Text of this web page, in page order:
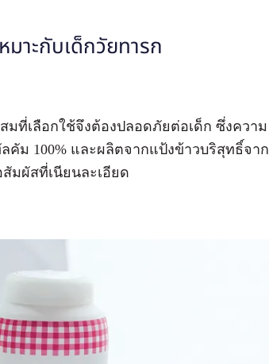
าะกับเด็กวัยทารก
ที่เลือกใช้จึงต้องปลอดภัยต่อเด็ก ซึ่งความ
ม 100% และผลิตจากแป้งข้าวบริสุทธิ์จาก
มผัสที่เนียนละเอียด